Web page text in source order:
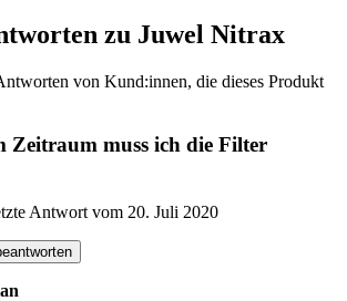
zu Juwel Nitrax
von Kund:innen, die dieses Produkt
Zeitraum muss ich die Filter
Antwort vom 20. Juli 2020